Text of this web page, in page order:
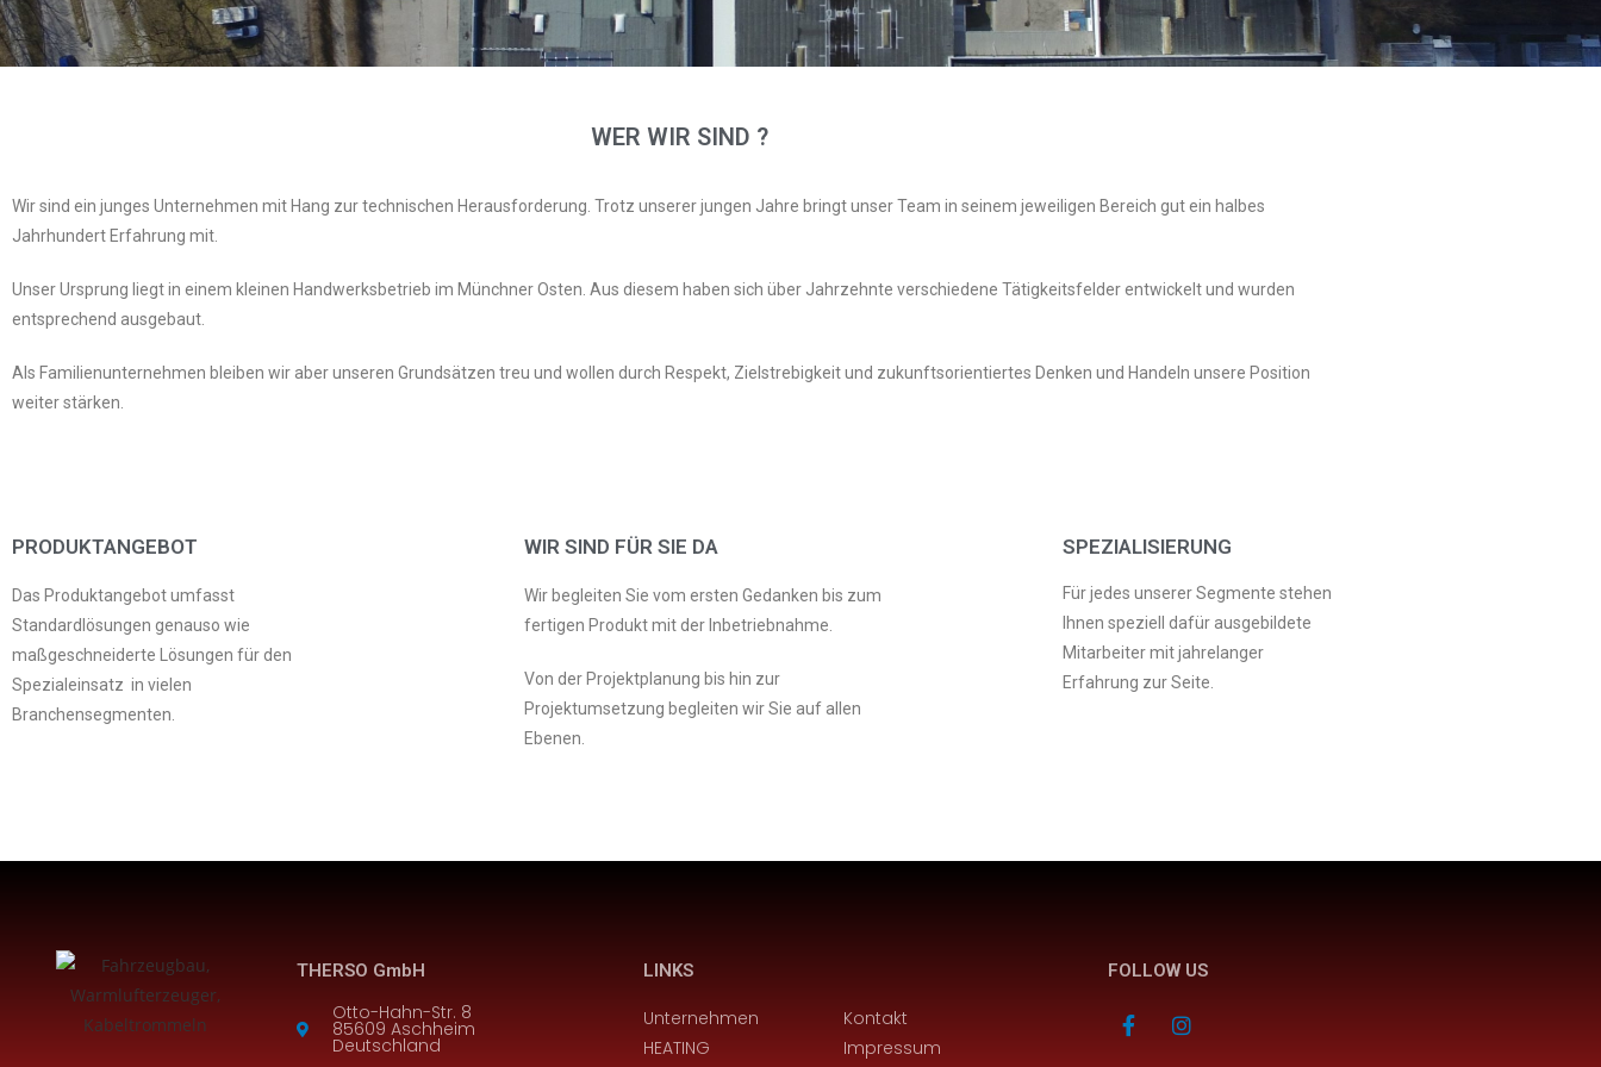
WER WIR SIND ?
Wir sind ein junges Unternehmen mit Hang zur technischen Herausforderung. Trotz unserer jungen Jahre bringt unser Team in seinem jeweiligen Bereich gut ein halbes
Jahrhundert Erfahrung mit.
Unser Ursprung liegt in einem kleinen Handwerksbetrieb im Münchner Osten. Aus diesem haben sich über Jahrzehnte verschiedene Tätigkeitsfelder entwickelt und wurden
entsprechend ausgebaut.
Als Familienunternehmen bleiben wir aber unseren Grundsätzen treu und wollen durch Respekt, Zielstrebigkeit und zukunftsorientiertes Denken und Handeln unsere Position
weiter stärken.
PRODUKTANGEBOT
Das Produktangebot umfasst
Standardlösungen genauso wie
maßgeschneiderte Lösungen für den
Spezialeinsatz in vielen
Branchensegmenten.
WIR SIND FÜR SIE DA
Wir begleiten Sie vom ersten Gedanken bis zum
fertigen Produkt mit der Inbetriebnahme.
Von der Projektplanung bis hin zur
Projektumsetzung begleiten wir Sie auf allen
Ebenen.
SPEZIALISIERUNG
Für jedes unserer Segmente stehen
Ihnen speziell dafür ausgebildete
Mitarbeiter mit jahrelanger
Erfahrung zur Seite.
THERSO GmbH
Otto-Hahn-Str. 8
85609 Aschheim
Deutschland
LINKS
Unternehmen
HEATING
Kontakt
Impressum
FOLLOW US